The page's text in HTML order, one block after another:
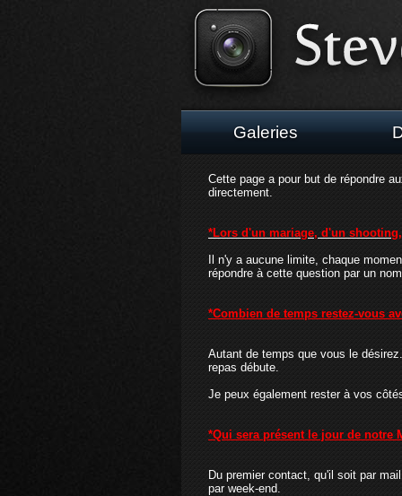
Galeries
Cette page a pour but de répondre
directement.
*Lors d'un mariage, d'un
Il n'y a aucune limite, chaque
répondre à cette question par un
*Combien de temps restez-vous
Autant de temps que vous le
repas débute.
Je peux également rester à vos
*Qui sera présent le jour de notre
Du premier contact, qu'il soit par
par week-end.